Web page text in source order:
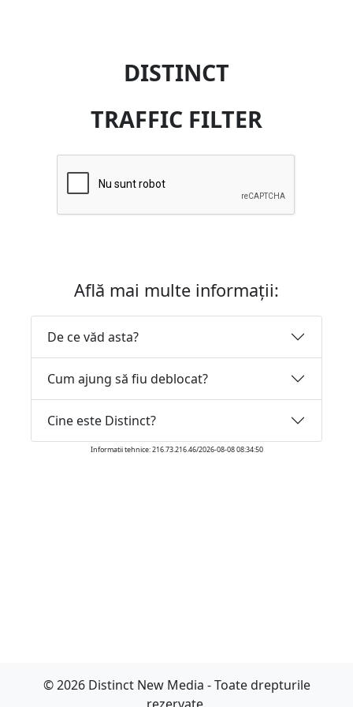
DISTINCT
TRAFFIC FILTER
Află mai multe informații:
De ce văd asta?
Cum ajung să fiu deblocat?
Cine este Distinct?
Informatii tehnice: 216.73.216.46/2026-08-08 08:34:50
© 2026 Distinct New Media - Toate drepturile